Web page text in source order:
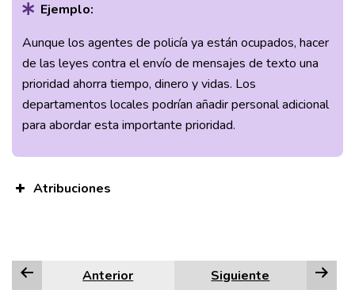
Ejemplo:
Aunque los agentes de policía ya están ocupados, hacer
de las leyes contra el envío de mensajes de texto una
prioridad ahorra tiempo, dinero y vidas. Los
departamentos locales podrían añadir personal adicional
para abordar esta importante prioridad.
Atribuciones
Anterior Siguiente